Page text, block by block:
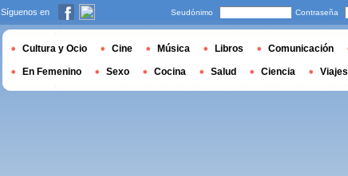
Síguenos en Seudónimo Contraseña
Cultura y Ocio Cine Música Libros Comunicación
En Femenino Sexo Cocina Salud Ciencia Viajes